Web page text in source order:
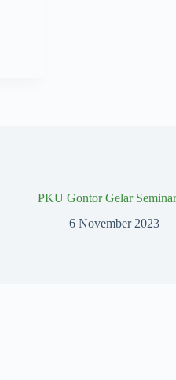
PKU Gontor Gelar
6 November 2023